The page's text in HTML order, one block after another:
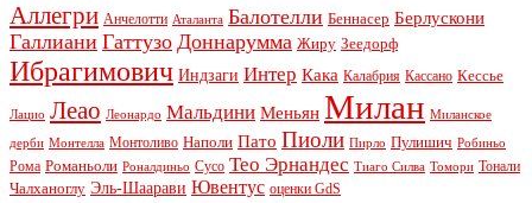
Аллегри Анчелотти Аталанта Балотелли Беннасер Берлускони
Галлиани Гаттузо Доннарумма Жиру Зеедорф
Ибрагимович Индзаги Интер Кака Калабрия Кассано Кессье
Лацио Леао Леонардо Мальдини Меньян Милан Миланское
дерби Монтелла Монтоливо Наполи Пато Пиоли Пирло Пулишич Робиньо
Рома Романьоли Роналдиньо Сусо Тео Эрнандес Тиаго Силва Томори Тонали
Чалханоглу Эль-Шаарави Ювентус оценки GdS